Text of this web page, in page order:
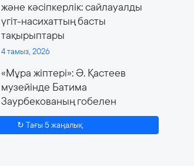
және кәсіпкерлік: сайлауалды
үгіт-насихаттың басты
тақырыптары
4 тамыз, 2026
«Мұра жіптері»: Ә. Қастеев
музейінде Батима
Заурбекованың гобелен
өнеріне арналған ауқымды
көрме өтеді
↻ Тағы 5 жаңалық